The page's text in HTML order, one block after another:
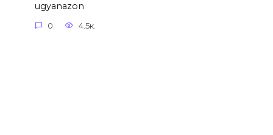
ugyanazon
0 4.5к.